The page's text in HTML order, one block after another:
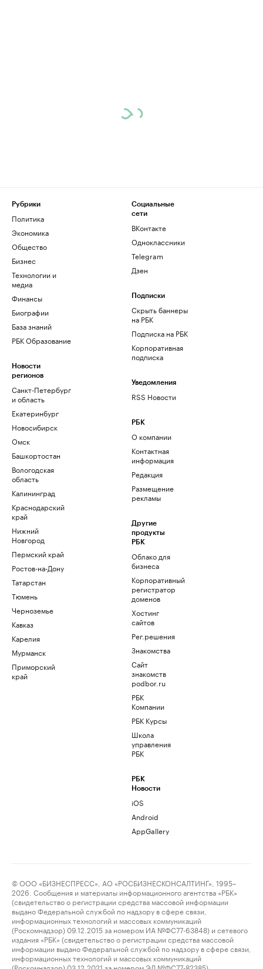
Рубрики
Политика
Экономика
Общество
Бизнес
Технологии и
медиа
Финансы
Биографии
База знаний
РБК Образование
Новости
регионов
Санкт-Петербург
и область
Екатеринбург
Новосибирск
Омск
Башкортостан
Вологодская
область
Калининград
Краснодарский
край
Нижний
Новгород
Пермский край
Ростов-на-Дону
Татарстан
Тюмень
Черноземье
Кавказ
Карелия
Мурманск
Приморский
край
Социальные
сети
ВКонтакте
Одноклассники
Telegram
Дзен
Подписки
Скрыть баннеры
на РБК
Подписка на РБК
Корпоративная
подписка
Уведомления
RSS Новости
РБК
О компании
Контактная
информация
Редакция
Размещение
рекламы
Другие
продукты
РБК
Облако для
бизнеса
Корпоративный
регистратор
доменов
Хостинг
сайтов
Рег.решения
Знакомства
Сайт
знакомств
podbor.ru
РБК
Компании
РБК Курсы
Школа
управления
РБК
РБК
Новости
iOS
Android
AppGallery
© ООО «БИЗНЕСПРЕСС», АО «РОСБИЗНЕСКОНСАЛТИНГ», 1995–
2026. Сообщения и материалы информационного агентства «РБК»
(свидетельство о регистрации средства массовой информации
выдано Федеральной службой по надзору в сфере связи,
информационных технологий и массовых коммуникаций
(Роскомнадзор) 09.12.2015 за номером ИА №ФС77-63848) и сетевого
издания «РБК» (свидетельство о регистрации средства массовой
информации выдано Федеральной службой по надзору в сфере связи,
информационных технологий и массовых коммуникаций